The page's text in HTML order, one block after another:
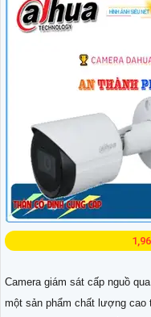
Camera giám sát cấp nguồ
một sản phẩm chất lượng cao